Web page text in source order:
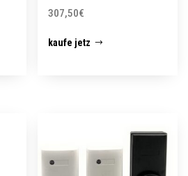
307,50€
kaufe jetz